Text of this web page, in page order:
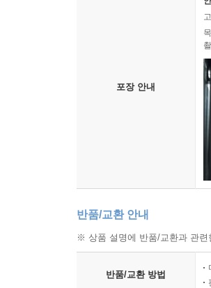
포장 안내
반품/교환 안내
※ 상품 설명에 반품/교환과 관련
반품/교환 방법